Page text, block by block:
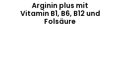
Arginin plus mit
Vitamin B1, B6, B12 und
Folsäure